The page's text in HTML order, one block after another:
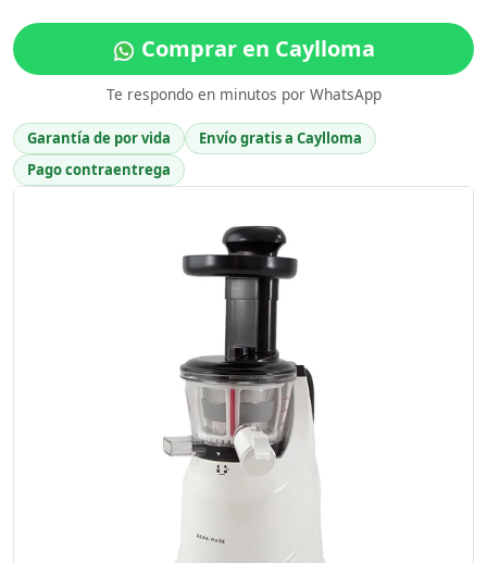
Comprar en Caylloma
Te respondo en minutos por WhatsApp
Garantía de por vida
Envío gratis a Caylloma
Pago contraentrega